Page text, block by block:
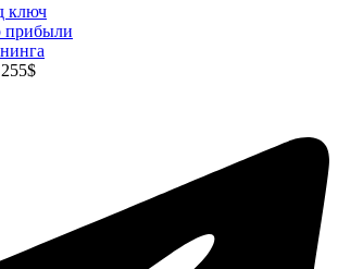
ключ
прибыли